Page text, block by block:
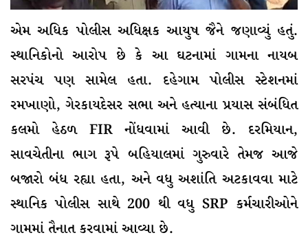
એમ અધિક પોલીસ અધિક્ષક આયુષ જૈને જણાવ્યું હતું.
સ્થાનિકોનો આરોપ છે કે આ ઘટનામાં ગામના નાયબ
સરપંચ પણ સામેલ હતા. દહેગામ પોલીસ સ્ટેશનમાં
રમખાણો, ગેરકાયદેસર સભા અને હત્યાના પ્રયાસ સંબંધિત
કલમો હેઠળ FIR નોંધવામાં આવી છે. દરમિયાન,
સાવચેતીના ભાગ રૂપે બહિયાલમાં ગુરુવારે તેમજ આજે
બજારો બંધ રહ્યા હતા, અને વધુ અશાંતિ અટકાવવા માટે
સ્થાનિક પોલીસ સાથે 200 થી વધુ SRP કર્મચારીઓને
ગામમાં તૈનાત કરવામાં આવ્યા છે.